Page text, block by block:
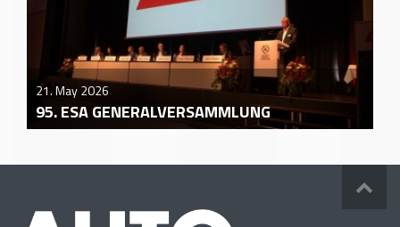
21. May 2026
95. ESA GENERALVERSAMMLUNG